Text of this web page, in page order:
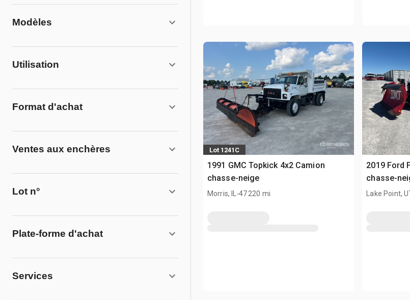
Modèles
Utilisation
Format d'achat
Ventes aux enchères
Lot n°
Plate-forme d'achat
Services
Lot 1241C
1991 GMC Topkick 4x2 Camion
chasse-neige
Morris, IL.47 220 mi
2019 Ford
chasse-
Lake Point,